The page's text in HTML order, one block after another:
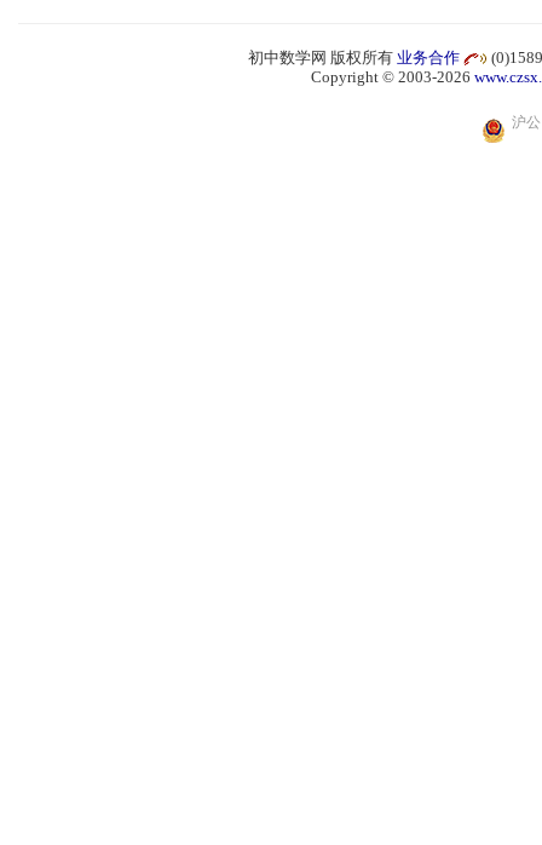
初中数学网 版权所有 业务合作
Copyright © 2003-2026
沪公